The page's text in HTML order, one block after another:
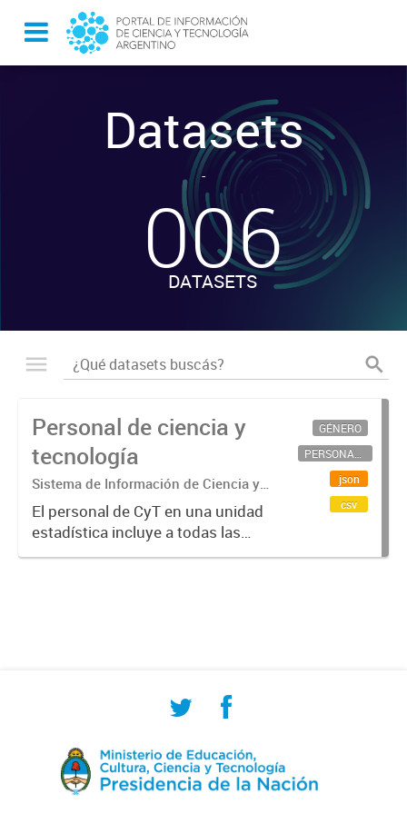
Datasets
-
006
DATASETS
Personal de ciencia y
tecnología
Sistema de Información de Ciencia y
Tecnología Argentino (SICYTAR)
El personal de CyT en una unidad
estadística incluye a todas las
personas involucradas
GÉNERO
PERSONAL CIENTÍFICO-TECNOLÓGICO
json
csv